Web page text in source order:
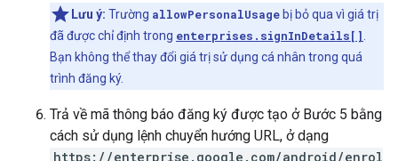
Lưu ý: Trường allowPersonalUsage bị bỏ qua vì giá trị
đã được chỉ định trong enterprises.signInDetails[]
Bạn không thể thay đổi giá trị sử dụng cá nhân trong quá
trình đăng ký.
Trả về mã thông báo đăng ký được tạo ở Bước 5 bằng
cách sử dụng lệnh chuyển hướng URL, ở dạng
https://enterprise.google.com/android/enrol